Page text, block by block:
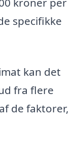
specifikke
kan det
fra flere
de faktorer,